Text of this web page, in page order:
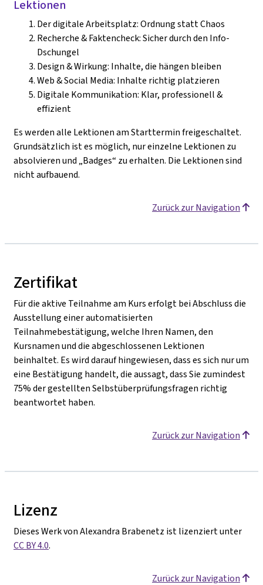
Lektionen
Der digitale Arbeitsplatz: Ordnung statt Chaos
Recherche & Faktencheck: Sicher durch den Info-
Dschungel
Design & Wirkung: Inhalte, die hängen bleiben
Web & Social Media: Inhalte richtig platzieren
Digitale Kommunikation: Klar, professionell &
effizient
Es werden alle Lektionen am Starttermin freigeschaltet.
Grundsätzlich ist es möglich, nur einzelne Lektionen zu
absolvieren und „Badges“ zu erhalten. Die Lektionen sind
nicht aufbauend.
Zurück zur Navigation
Zertifikat
Für die aktive Teilnahme am Kurs erfolgt bei Abschluss die
Ausstellung einer automatisierten
Teilnahmebestätigung, welche Ihren Namen, den
Kursnamen und die abgeschlossenen Lektionen
beinhaltet. Es wird darauf hingewiesen, dass es sich nur um
eine Bestätigung handelt, die aussagt, dass Sie zumindest
75% der gestellten Selbstüberprüfungsfragen richtig
beantwortet haben.
Zurück zur Navigation
Lizenz
Dieses Werk von Alexandra Brabenetz ist lizenziert unter
CC BY 4.0.
Zurück zur Navigation